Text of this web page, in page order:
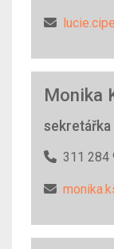
Monika
sekretářka
311 284